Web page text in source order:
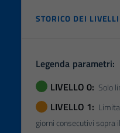
STORICO DEI LIVELLI
Legenda parametri:
LIVELLO 0: Solo
LIVELLO 1:
giorni consecutivi sopra